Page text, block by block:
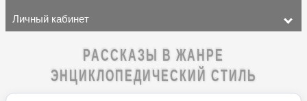
Личный кабинет
РАССКАЗЫ В ЖАНРЕ
ЭНЦИКЛОПЕДИЧЕСКИЙ СТИЛЬ